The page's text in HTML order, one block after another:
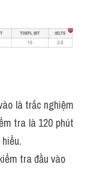
là trắc nghiệm
tra là 120 phút
tra đầu vào